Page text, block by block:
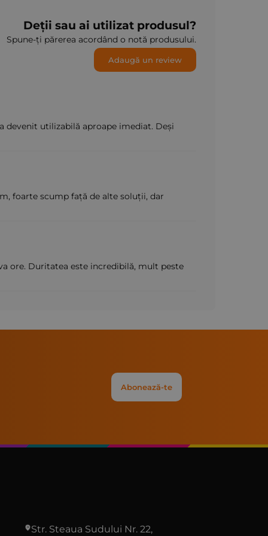
Deții sau ai utilizat produsul?
Spune-ți părerea acordând o notă produsului.
Adaugă un review
devenit utilizabilă aproape imediat. Deși
foarte scump față de alte soluții, dar
ore. Duritatea este incredibilă, mult peste
Abonează-te
Str. Steaua Sudului Nr. 22,